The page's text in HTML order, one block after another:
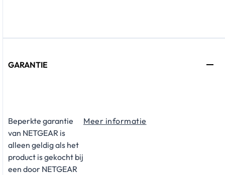
GARANTIE
Beperkte garantie
van NETGEAR is
alleen geldig als het
product is gekocht bij
een door NETGEAR
Meer informatie